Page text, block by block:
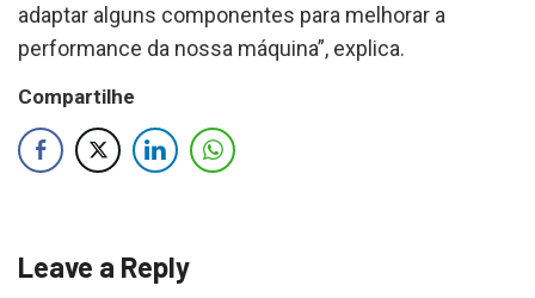
adaptar alguns componentes para melhorar a
performance da nossa máquina”, explica.
Compartilhe
Leave a Reply